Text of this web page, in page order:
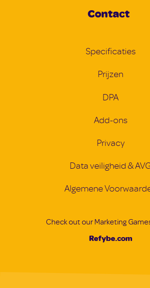
Contact
Specificaties
Prijzen
DPA
Add-ons
Privacy
Data veiligheid &
Algemene
Check out our Marketing
Refybe.com